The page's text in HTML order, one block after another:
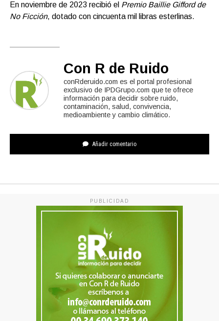
En noviembre de 2023 recibió el Premio Baillie Gifford de
No Ficción, dotado con cincuenta mil libras esterlinas.
Con R de Ruido
conRderuido.com es el portal profesional
exclusivo de IPDGrupo.com que te ofrece
información para decidir sobre ruido,
contaminación, salud, convivencia,
medioambiente y cambio climático.
Añadir comentario
PUBLICIDAD